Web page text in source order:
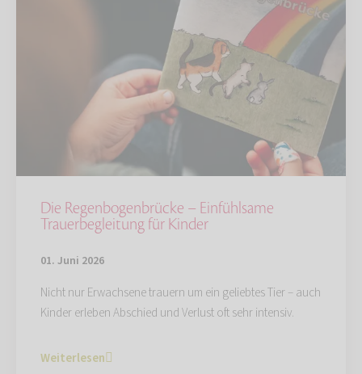
Die Regenbogenbrücke – Einfühlsame
Trauerbegleitung für Kinder
01. Juni 2026
Nicht nur Erwachsene trauern um ein geliebtes Tier – auch
Kinder erleben Abschied und Verlust oft sehr intensiv.
Weiterlesen